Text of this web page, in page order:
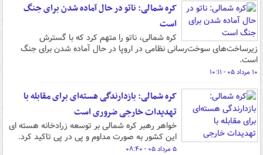
کره شمالی: ناتو در حال آماده شدن برای جنگ
است
کره شمالی، ناتو را متهم کرد که با گسترش
زیرساخت‌های سوخت‌رسانی نظامی در اروپا در حال آماده شدن برای جنگ
است.
۱۰ مرداد ۰۵ - ۱۰:۱۱
کره شمالی: بازدارندگی هسته‌ای برای مقابله با
تهدیدات خارجی ضروری است
خواهر رهبر کره شمالی بر توسعه زرادخانه هسته ای
این کشور به صورت مداوم و پی در پی تاکید کرد.
۵ مرداد ۰۵ - ۰۸:۴۰